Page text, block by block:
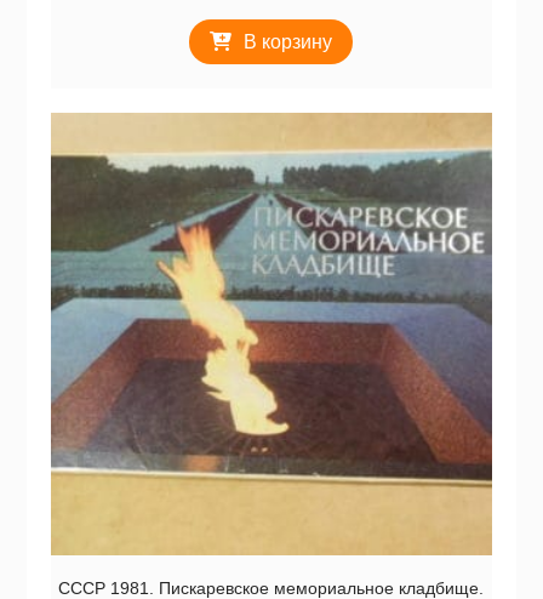
В корзину
СССР 1981. Пискаревское мемориальное кладбище.